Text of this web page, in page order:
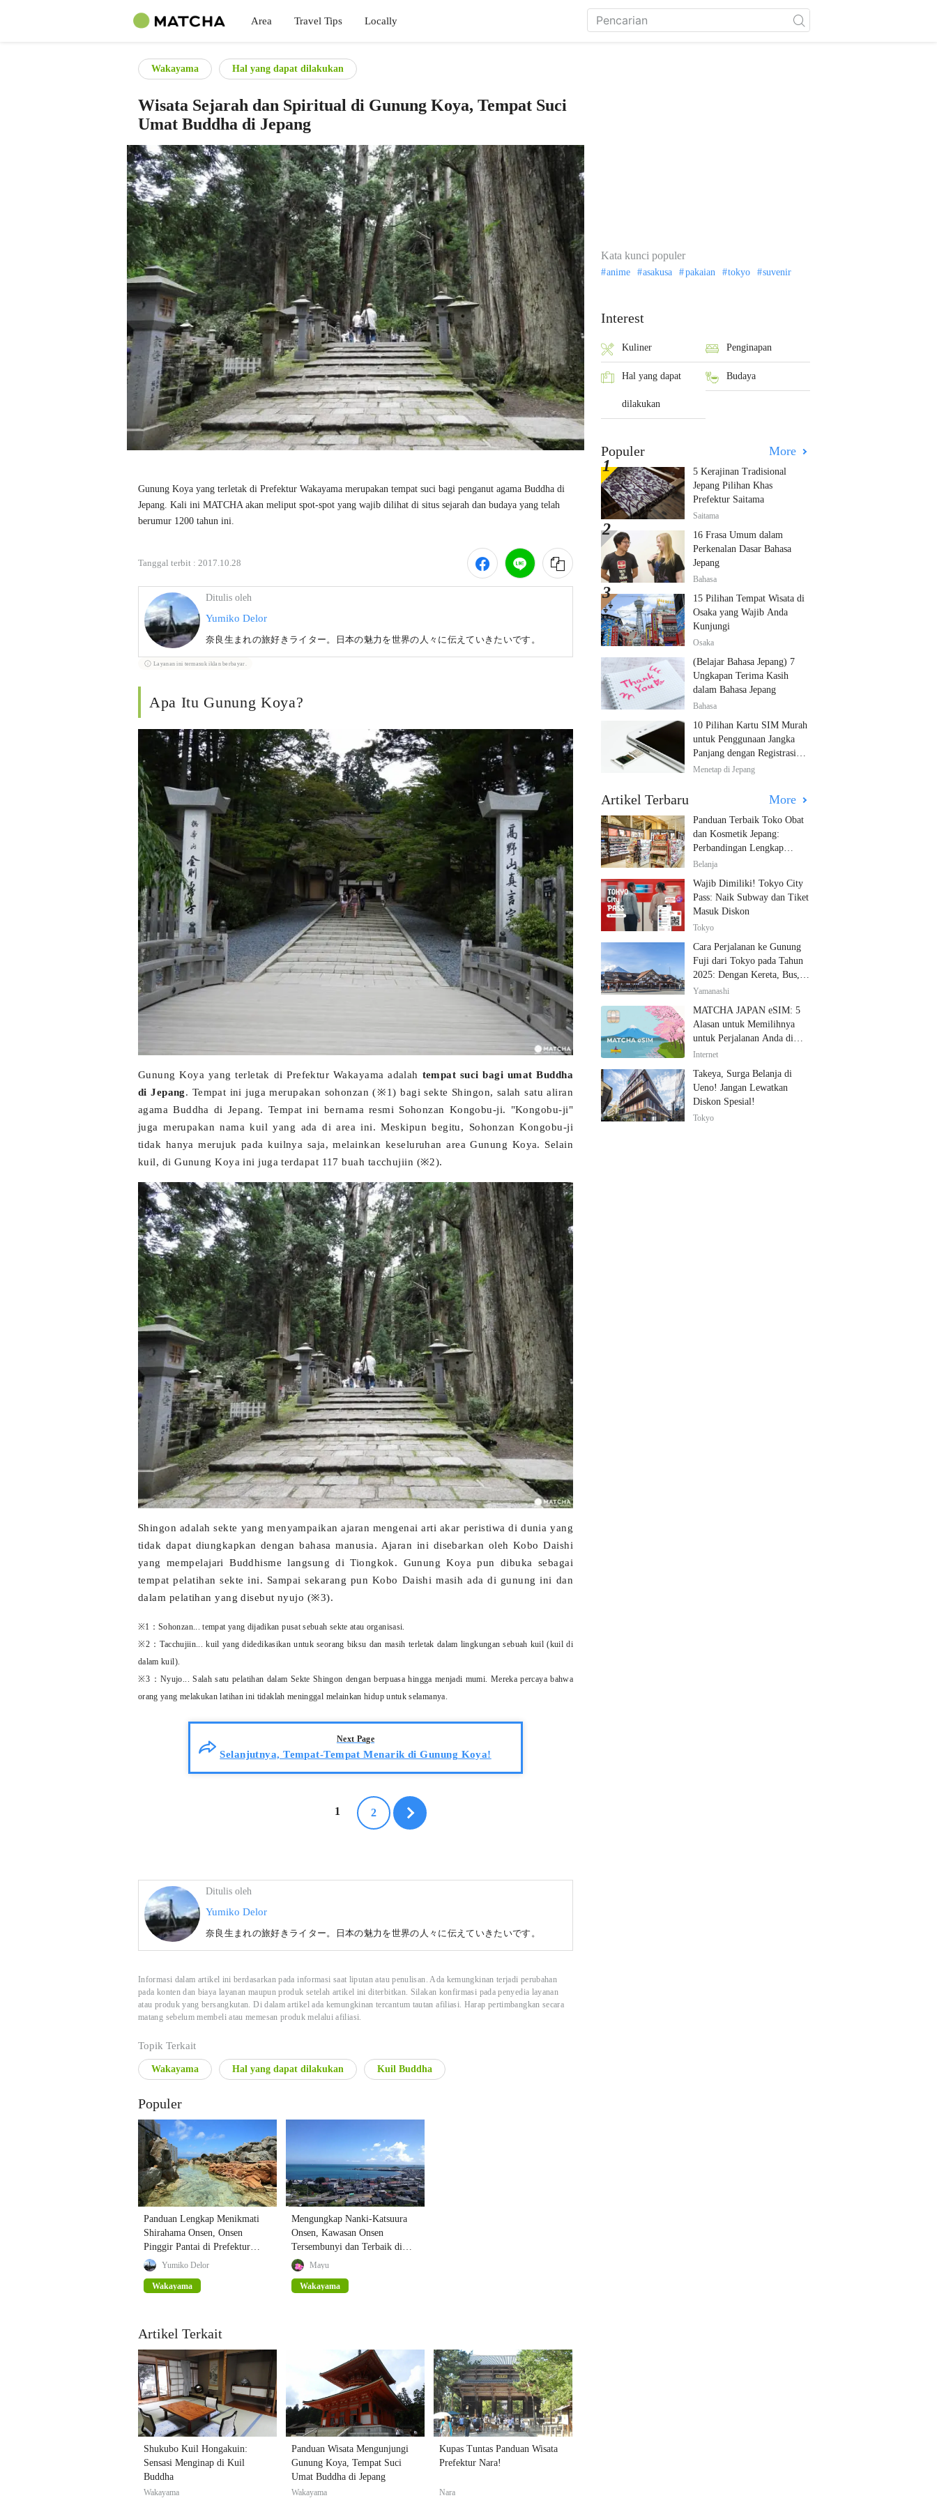
Area Travel Tips Locally
Wakayama Hal yang dapat dilakukan
Wisata Sejarah dan Spiritual di Gunung Koya, Tempat Suci
Umat Buddha di Jepang
Gunung Koya yang terletak di Prefektur Wakayama merupakan tempat suci bagi penganut agama Buddha di
Jepang. Kali ini MATCHA akan meliput spot-spot yang wajib dilihat di situs sejarah dan budaya yang telah
berumur 1200 tahun ini.
Tanggal terbit : 2017.10.28
Ditulis oleh
Yumiko Delor
奈良生まれの旅好きライター。日本の魅力を世界の人々に伝えていきたいです。
Layanan ini termasuk iklan berbayar.
Apa Itu Gunung Koya?
Gunung Koya yang terletak di Prefektur Wakayama adalah tempat suci bagi umat Buddha
di Jepang. Tempat ini juga merupakan sohonzan (※1) bagi sekte Shingon, salah satu aliran
agama Buddha di Jepang. Tempat ini bernama resmi Sohonzan Kongobu-ji. "Kongobu-ji"
juga merupakan nama kuil yang ada di area ini. Meskipun begitu, Sohonzan Kongobu-ji
tidak hanya merujuk pada kuilnya saja, melainkan keseluruhan area Gunung Koya. Selain
kuil, di Gunung Koya ini juga terdapat 117 buah tacchujiin (※2).
Shingon adalah sekte yang menyampaikan ajaran mengenai arti akar peristiwa di dunia yang
tidak dapat diungkapkan dengan bahasa manusia. Ajaran ini disebarkan oleh Kobo Daishi
yang mempelajari Buddhisme langsung di Tiongkok. Gunung Koya pun dibuka sebagai
tempat pelatihan sekte ini. Sampai sekarang pun Kobo Daishi masih ada di gunung ini dan
dalam pelatihan yang disebut nyujo (※3).
※1：Sohonzan... tempat yang dijadikan pusat sebuah sekte atau organisasi.
※2：Tacchujiin... kuil yang didedikasikan untuk seorang biksu dan masih terletak dalam lingkungan sebuah kuil (kuil di
dalam kuil).
※3：Nyujo... Salah satu pelatihan dalam Sekte Shingon dengan berpuasa hingga menjadi mumi. Mereka percaya bahwa
orang yang melakukan latihan ini tidaklah meninggal melainkan hidup untuk selamanya.
Next Page
Selanjutnya, Tempat-Tempat Menarik di Gunung Koya!
1 2
Ditulis oleh
Yumiko Delor
奈良生まれの旅好きライター。日本の魅力を世界の人々に伝えていきたいです。
Informasi dalam artikel ini berdasarkan pada informasi saat liputan atau penulisan. Ada kemungkinan terjadi perubahan
pada konten dan biaya layanan maupun produk setelah artikel ini diterbitkan. Silakan konfirmasi pada penyedia layanan
atau produk yang bersangkutan. Di dalam artikel ada kemungkinan tercantum tautan afiliasi. Harap pertimbangkan secara
matang sebelum membeli atau memesan produk melalui afiliasi.
Topik Terkait
Wakayama Hal yang dapat dilakukan Kuil Buddha
Populer
Panduan Lengkap Menikmati
Shirahama Onsen, Onsen
Pinggir Pantai di Prefektur
Wakayama!
Yumiko Delor
Wakayama
Mengungkap Nanki-Katsuura
Onsen, Kawasan Onsen
Tersembunyi dan Terbaik di
Prefektur Wakayama
Mayu
Wakayama
Artikel Terkait
Shukubo Kuil Hongakuin:
Sensasi Menginap di Kuil
Buddha
Wakayama
Panduan Wisata Mengunjungi
Gunung Koya, Tempat Suci
Umat Buddha di Jepang
Wakayama
Kupas Tuntas Panduan Wisata
Prefektur Nara!
Nara
Kata kunci populer
anime asakusa pakaian tokyo suvenir
Interest
Kuliner Penginapan
Hal yang dapat
dilakukan
Budaya
Populer More
5 Kerajinan Tradisional
Jepang Pilihan Khas
Prefektur Saitama
Saitama
16 Frasa Umum dalam
Perkenalan Dasar Bahasa
Jepang
Bahasa
15 Pilihan Tempat Wisata di
Osaka yang Wajib Anda
Kunjungi
Osaka
(Belajar Bahasa Jepang) 7
Ungkapan Terima Kasih
dalam Bahasa Jepang
Bahasa
10 Pilihan Kartu SIM Murah
untuk Penggunaan Jangka
Panjang dengan Registrasi
Multibahasa!
Menetap di Jepang
Artikel Terbaru More
Panduan Terbaik Toko Obat
dan Kosmetik Jepang:
Perbandingan Lengkap
Diskon dari 12 Toko Farmasi
Belanja
Wajib Dimiliki! Tokyo City
Pass: Naik Subway dan Tiket
Masuk Diskon
Tokyo
Cara Perjalanan ke Gunung
Fuji dari Tokyo pada Tahun
2025: Dengan Kereta, Bus,
dan Mobil
Yamanashi
MATCHA JAPAN eSIM: 5
Alasan untuk Memilihnya
untuk Perjalanan Anda di
Jepang
Internet
Takeya, Surga Belanja di
Ueno! Jangan Lewatkan
Diskon Spesial!
Tokyo